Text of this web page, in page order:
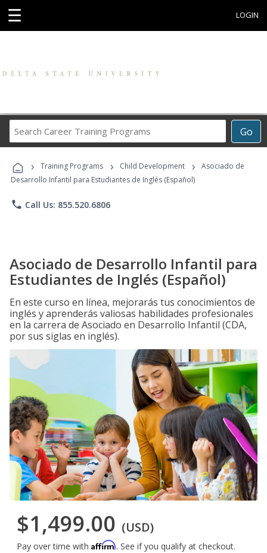
☰ LOGIN
Go
Career
Programs
› Training Programs › Child Development ›
Asociado de
Desarrollo Infantil para Estudiantes de Inglés (Español)
phone Call Us: 855.520.6806
Asociado de Desarrollo Infantil para
Estudiantes de Inglés (Español)
En este curso en línea, mejorarás tus conocimientos de
inglés y aprenderás valiosas habilidades profesionales
en la carrera de Asociado en Desarrollo Infantil (CDA,
por sus siglas en inglés).
$1,499.00 (USD)
Pay over time with Affirm. See if you qualify at checkout.